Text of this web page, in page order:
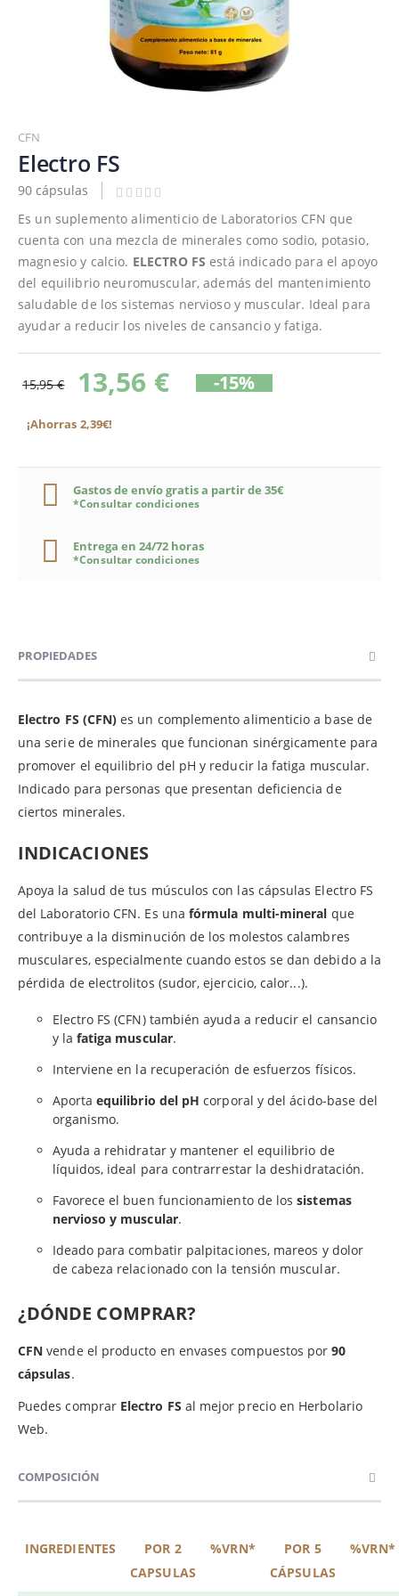
al
comienzo
de
la
galería
imágenes
CFN
Electro FS
90 cápsulas
Es un suplemento alimenticio de Laboratorios CFN que
cuenta con una mezcla de minerales como sodio, potasio,
magnesio y calcio. ELECTRO FS está indicado para el apoyo
del equilibrio neuromuscular, además del mantenimiento
saludable de los sistemas nervioso y muscular. Ideal para
ayudar a reducir los niveles de cansancio y fatiga.
15,95 € 13,56 € -15%
¡Ahorras 2,39€!
Gastos de envío gratis a partir de 35€
*Consultar condiciones
Entrega en 24/72 horas
*Consultar condiciones
PROPIEDADES
Electro FS (CFN)es un complemento alimenticio a base de
una serie de minerales que funcionan sinérgicamente para
promover el equilibrio del pH y reducir la fatiga muscular.
Indicado para personas que presentan deficiencia de
ciertos minerales.
INDICACIONES
Apoya la salud de tus músculos con las cápsulas Electro FS
del Laboratorio CFN. Es una fórmula multi-mineral que
contribuye a la disminución de los molestos calambres
musculares, especialmente cuando estos se dan debido a la
pérdida de electrolitos (sudor, ejercicio, calor...).
Electro FS (CFN) también ayuda a reducir el cansancio
y la fatiga muscular.
Interviene en la recuperación de esfuerzos físicos.
Aporta equilibrio del pH corporal y del ácido-base del
organismo.
Ayuda a rehidratar y mantener el equilibrio de
líquidos, ideal para contrarrestar la deshidratación.
Favorece el buen funcionamiento de lossistemas
nervioso y muscular.
Ideado para combatir palpitaciones, mareos y dolor
de cabeza relacionado con la tensión muscular.
¿DÓNDE COMPRAR?
CFN vende el producto en envases compuestos por90
cápsulas.
Puedes comprar Electro FS al mejor precio en Herbolario
Web.
COMPOSICIÓN
INGREDIENTES
POR 2
CAPSULAS
%VRN*
POR 5
CÁPSULAS
%VRN*